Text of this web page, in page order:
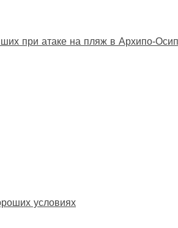
при атаке на пляж в
условиях